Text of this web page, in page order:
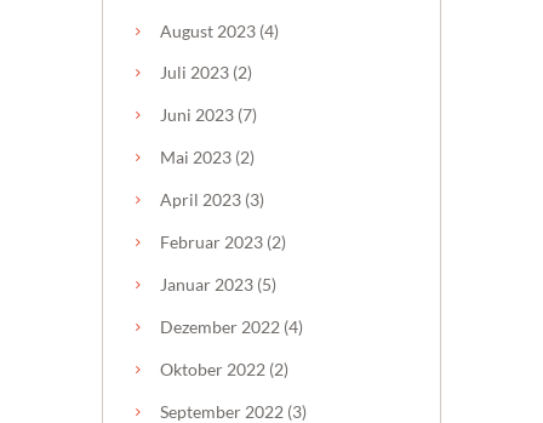
August 2023(4)
Juli 2023(2)
Juni 2023(7)
Mai 2023(2)
April 2023(3)
Februar 2023(2)
Januar 2023(5)
Dezember 2022 (4)
Oktober 2022 (2)
September 2022 (3)